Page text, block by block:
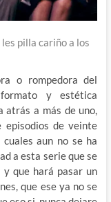
pilla cariño a los
o rompedora del
y estética
a más de uno,
episodios de veinte
aun no se ha
a esta serie que se
que hará pasar un
que ese ya no se